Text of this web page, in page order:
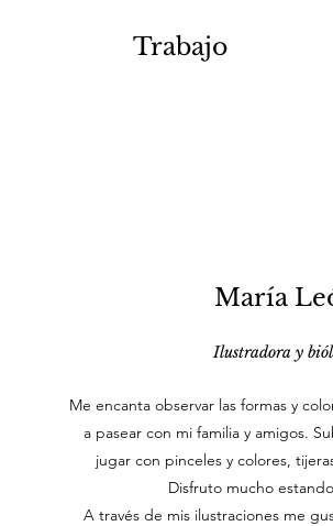
Trabajo
María
Ilustradora y
Me encanta observar las formas y
a pasear con mi familia y amigos.
jugar con pinceles y colores,
Disfruto mucho
A través de mis ilustraciones me